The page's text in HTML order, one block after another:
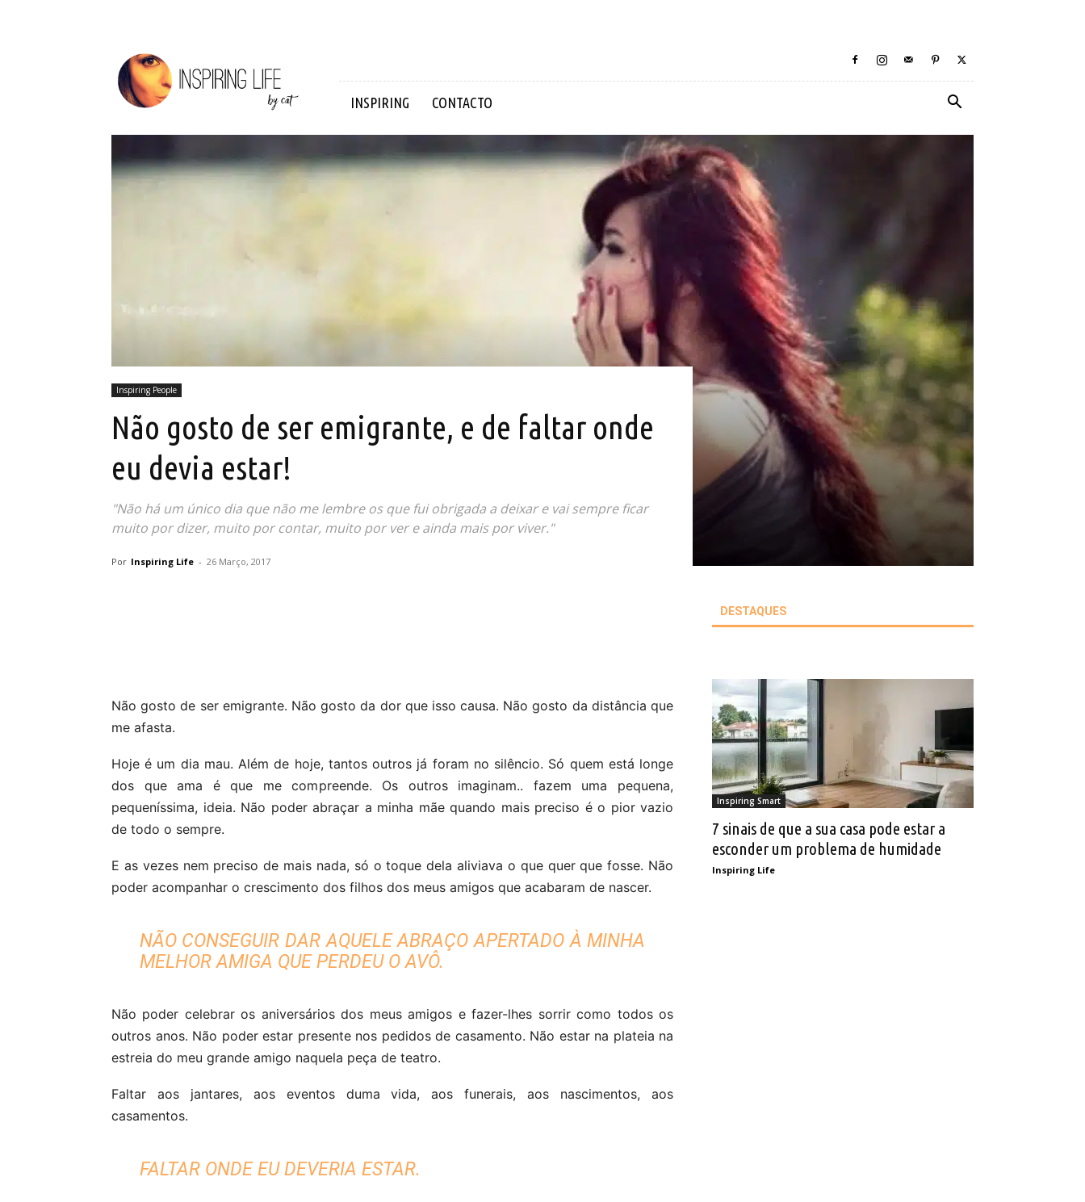
Inspiring
Life
INSPIRING CONTACTO
Inspiring People
Não gosto de ser emigrante, e de faltar onde
eu devia estar!
"Não há um único dia que não me lembre os que fui obrigada a deixar e vai sempre ficar
muito por dizer, muito por contar, muito por ver e ainda mais por viver."
Por Inspiring Life - 26 Março, 2017
Não gosto de ser emigrante. Não gosto da dor que isso causa. Não gosto da distância que
me afasta.
Hoje é um dia mau. Além de hoje, tantos outros já foram no silêncio. Só quem está longe
dos que ama é que me compreende. Os outros imaginam.. fazem uma pequena,
pequeníssima, ideia. Não poder abraçar a minha mãe quando mais preciso é o pior vazio
de todo o sempre.
E as vezes nem preciso de mais nada, só o toque dela aliviava o que quer que fosse. Não
poder acompanhar o crescimento dos filhos dos meus amigos que acabaram de nascer.
NÃO CONSEGUIR DAR AQUELE ABRAÇO APERTADO À MINHA
MELHOR AMIGA QUE PERDEU O AVÔ.
Não poder celebrar os aniversários dos meus amigos e fazer-lhes sorrir como todos os
outros anos. Não poder estar presente nos pedidos de casamento. Não estar na plateia na
estreia do meu grande amigo naquela peça de teatro.
Faltar aos jantares, aos eventos duma vida, aos funerais, aos nascimentos, aos
casamentos.
FALTAR ONDE EU DEVERIA ESTAR.
DESTAQUES
Inspiring Smart
7 sinais de que a sua casa pode estar a
esconder um problema de humidade
Inspiring Life